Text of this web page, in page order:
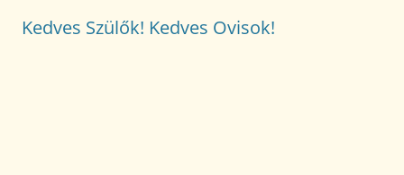
Kedves Szülők! Kedves Ovisok!